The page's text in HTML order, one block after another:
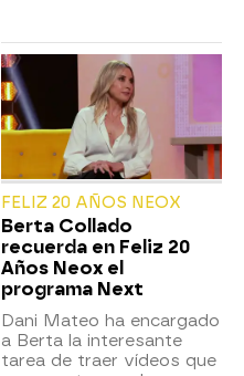
FELIZ 20 AÑOS NEOX
Berta Collado
recuerda en Feliz 20
Años Neox el
programa Next
Dani Mateo ha encargado
a Berta la interesante
tarea de traer vídeos que